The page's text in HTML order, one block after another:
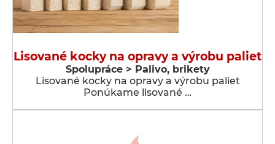
Lisované kocky na opravy a výrobu paliet
Spolupráce > Palivo, brikety
Lisované kocky na opravy a výrobu paliet
Ponúkame lisované …